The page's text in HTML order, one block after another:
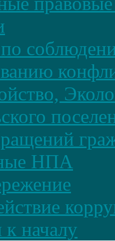
НПА
к началу